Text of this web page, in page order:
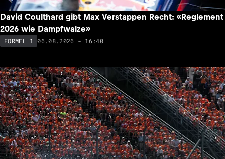
David Coulthard gibt Max Verstappen Recht: «Reglement
2026 wie Dampfwalze»
FORMEL 1 06.08.2026 - 16:40